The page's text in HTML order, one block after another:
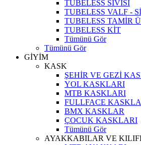
TUBELESS SIVISI
TUBELESS VALF -
TUBELESS TAMİR
TUBELESS KİT
Tümünü Gör
Tümünü Gör
GİYİM
KASK
ŞEHİR VE GEZİ
YOL KASKLARI
MTB KASKLARI
FULLFACE
BMX KASKLAR
ÇOCUK KASKLARI
Tümünü Gör
AYAKKABILAR VE